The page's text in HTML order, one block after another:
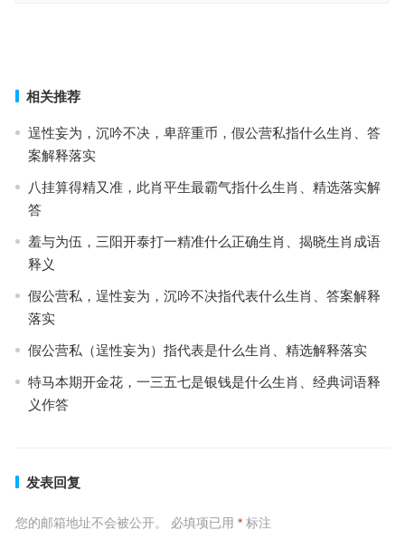
相关推荐
逞性妄为，沉吟不决，卑辞重币，假公营私指什么生肖、答
案解释落实
八挂算得精又准，此肖平生最霸气指什么生肖、精选落实解
答
羞与为伍，三阳开泰打一精准什么正确生肖、揭晓生肖成语
释义
假公营私，逞性妄为，沉吟不决指代表什么生肖、答案解释
落实
假公营私（逞性妄为）指代表是什么生肖、精选解释落实
特马本期开金花，一三五七是银钱是什么生肖、经典词语释
义作答
发表回复
您的邮箱地址不会被公开。 必填项已用 *标注